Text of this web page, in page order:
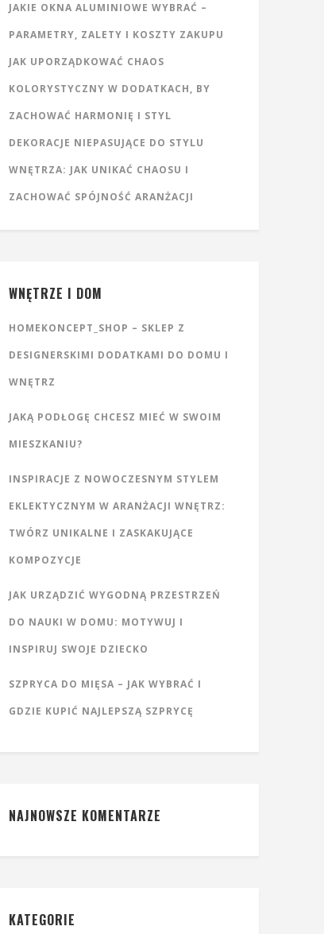
JAKIE OKNA ALUMINIOWE WYBRAĆ –
PARAMETRY, ZALETY I KOSZTY ZAKUPU
JAK UPORZĄDKOWAĆ CHAOS
KOLORYSTYCZNY W DODATKACH, BY
ZACHOWAĆ HARMONIĘ I STYL
DEKORACJE NIEPASUJĄCE DO STYLU
WNĘTRZA: JAK UNIKAĆ CHAOSU I
ZACHOWAĆ SPÓJNOŚĆ ARANŻACJI
WNĘTRZE I DOM
HOMEKONCEPT_SHOP – SKLEP Z
DESIGNERSKIMI DODATKAMI DO DOMU I
WNĘTRZ
JAKĄ PODŁOGĘ CHCESZ MIEĆ W SWOIM
MIESZKANIU?
INSPIRACJE Z NOWOCZESNYM STYLEM
EKLEKTYCZNYM W ARANŻACJI WNĘTRZ:
TWÓRZ UNIKALNE I ZASKAKUJĄCE
KOMPOZYCJE
JAK URZĄDZIĆ WYGODNĄ PRZESTRZEŃ
DO NAUKI W DOMU: MOTYWUJ I
INSPIRUJ SWOJE DZIECKO
SZPRYCA DO MIĘSA – JAK WYBRAĆ I
GDZIE KUPIĆ NAJLEPSZĄ SZPRYCĘ
NAJNOWSZE KOMENTARZE
KATEGORIE